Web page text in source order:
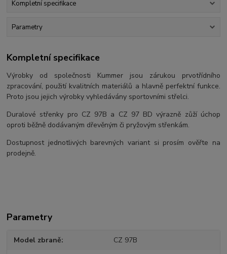
Kompletní specifikace
Parametry
Kompletní specifikace
Výrobky od společnosti Kummer jsou zárukou prvotřídního
zpracování, použití kvalitních materiálů a hlavně perfektní funkce.
Proto jsou jejich výrobky vyhledávány sportovními střelci.
Duralové střenky pro CZ 97B a CZ 97 BD výrazně zůží úchop
oproti běžně dodávaným dřevěným či pryžovým střenkám.
Dostupnost jednotlivých barevných variant si prosím ověřte na
prodejně.
Parametry
Model zbraně CZ 97B